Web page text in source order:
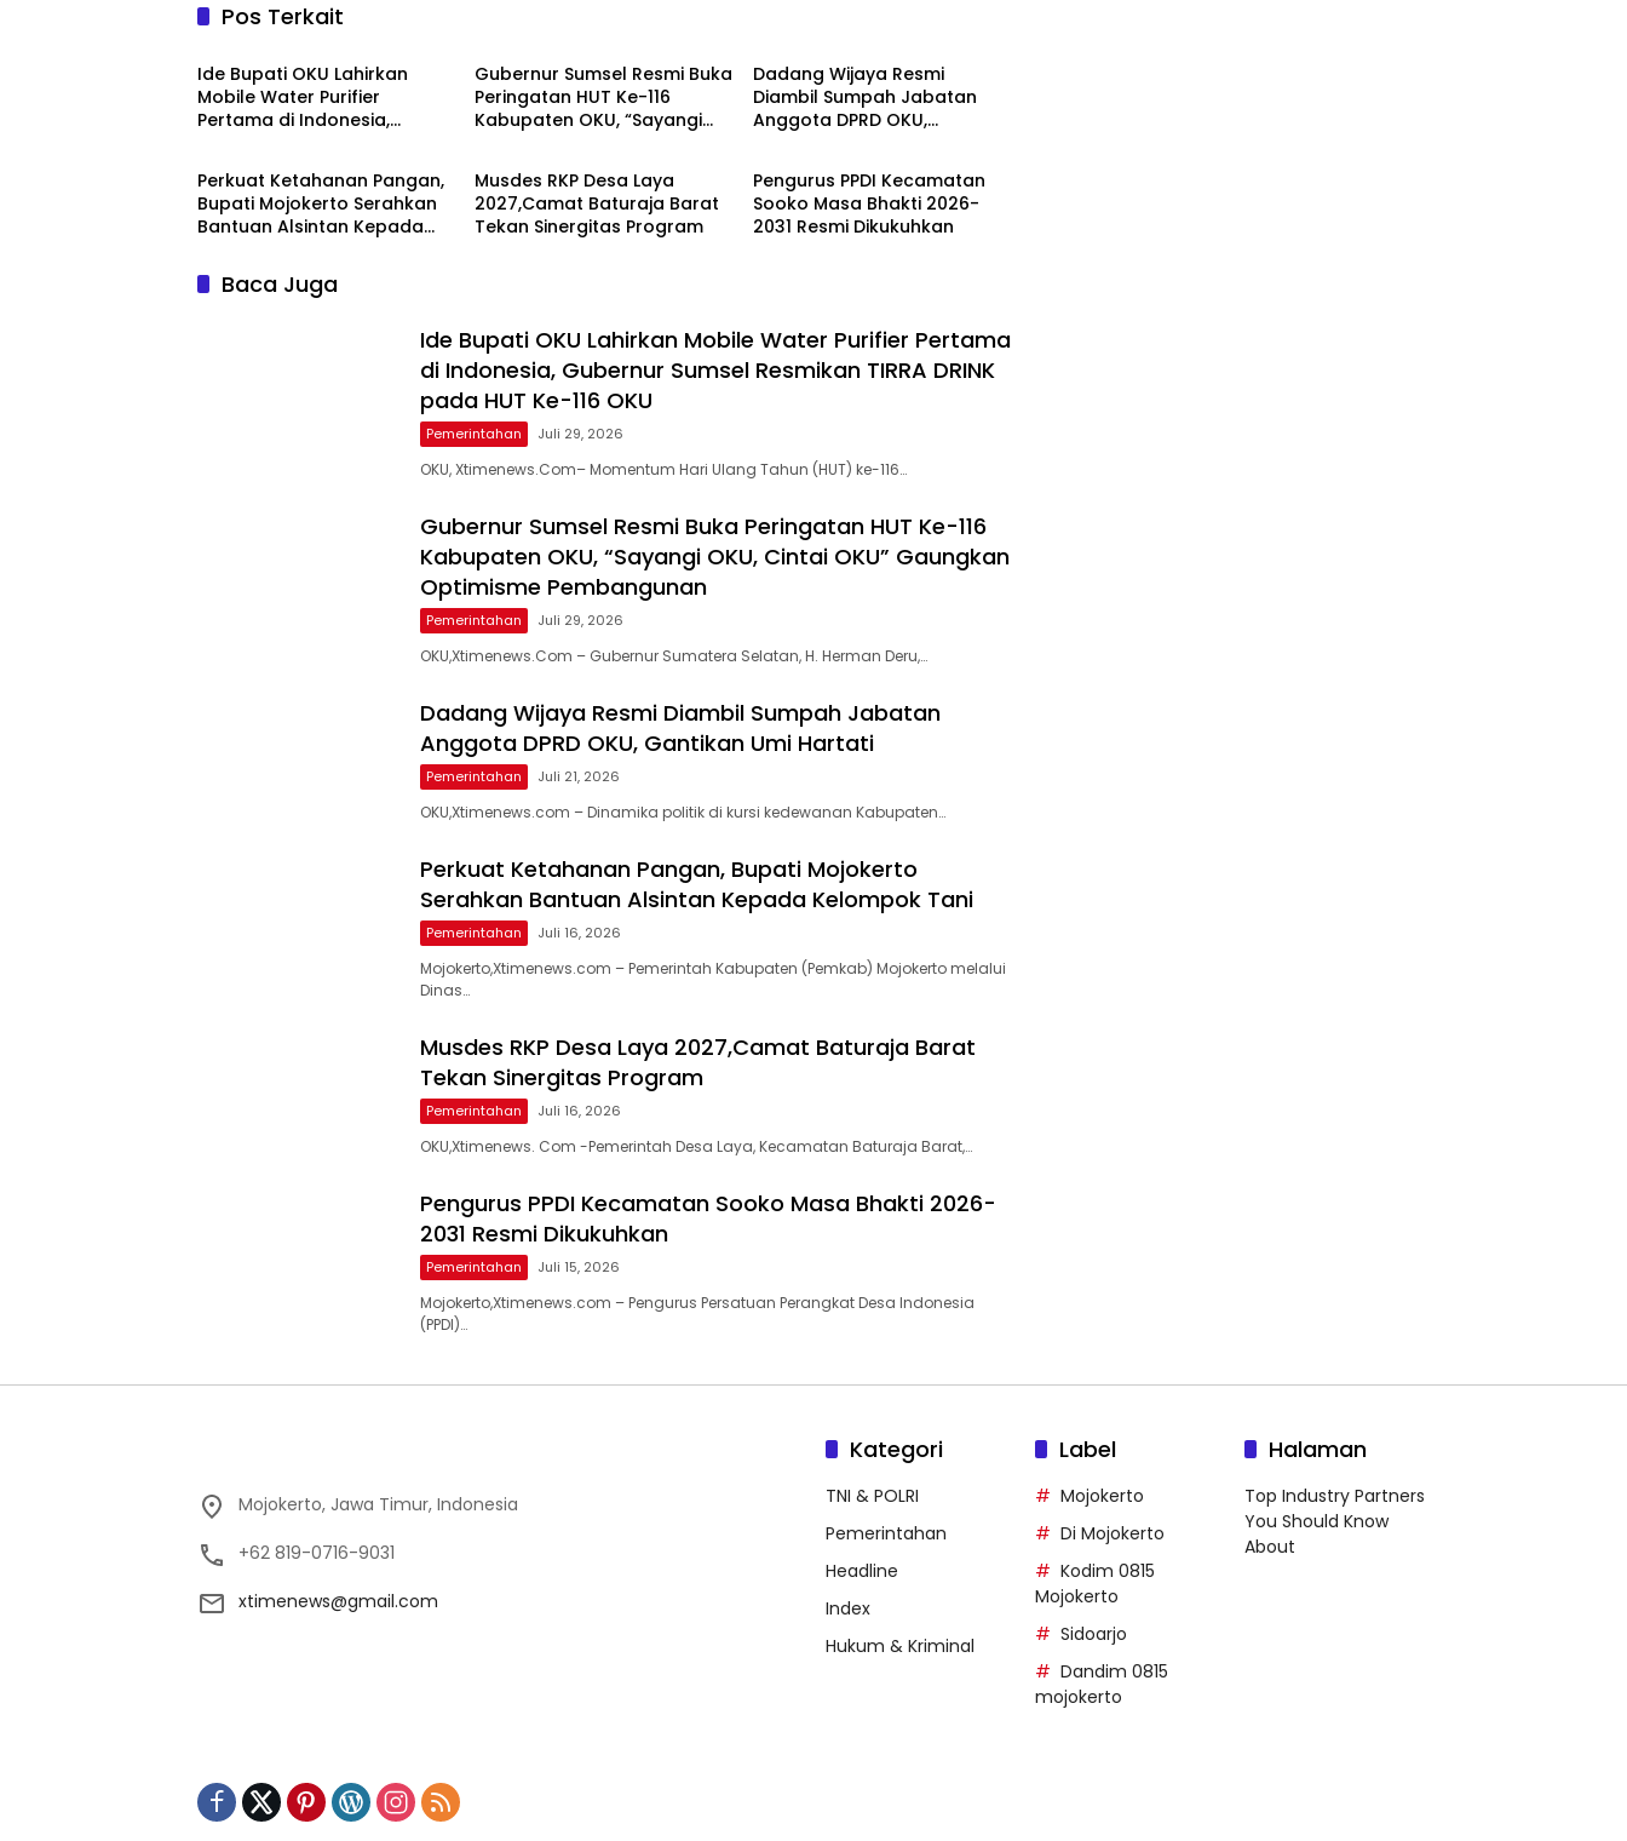
Pos Terkait
Pemerintahan
Ide Bupati OKU Lahirkan
Mobile Water Purifier
Pertama di Indonesia,
OKU
Gubernur Sumsel Resmi Buka
Peringatan HUT Ke-116
Kabupaten OKU, “Sayangi
Dadang Wijaya Resmi
Diambil Sumpah Jabatan
Anggota DPRD OKU,
Pemerintahan
Perkuat Ketahanan Pangan,
Bupati Mojokerto Serahkan
Bantuan Alsintan Kepada
Pemerintahan
Musdes RKP Desa Laya
2027,Camat Baturaja Barat
Tekan Sinergitas Program
Pemerintahan
Pengurus PPDI Kecamatan
Sooko Masa Bhakti 2026-
2031 Resmi Dikukuhkan
Baca Juga
Ide Bupati OKU Lahirkan Mobile Water Purifier Pertama
di Indonesia, Gubernur Sumsel Resmikan TIRRA DRINK
pada HUT Ke-116 OKU
Pemerintahan Juli 29, 2026
OKU, Xtimenews.Com– Momentum Hari Ulang Tahun (HUT) ke-116…
Gubernur Sumsel Resmi Buka Peringatan HUT Ke-116
Kabupaten OKU, “Sayangi OKU, Cintai OKU” Gaungkan
Optimisme Pembangunan
Pemerintahan Juli 29, 2026
OKU,Xtimenews.Com – Gubernur Sumatera Selatan, H. Herman Deru,…
Dadang Wijaya Resmi Diambil Sumpah Jabatan
Anggota DPRD OKU, Gantikan Umi Hartati
Pemerintahan Juli 21, 2026
OKU,Xtimenews.com – Dinamika politik di kursi kedewanan Kabupaten…
Perkuat Ketahanan Pangan, Bupati Mojokerto
Serahkan Bantuan Alsintan Kepada Kelompok Tani
Pemerintahan Juli 16, 2026
Mojokerto,Xtimenews.com – Pemerintah Kabupaten (Pemkab) Mojokerto melalui
Dinas…
Musdes RKP Desa Laya 2027,Camat Baturaja Barat
Tekan Sinergitas Program
Pemerintahan Juli 16, 2026
OKU,Xtimenews. Com -Pemerintah Desa Laya, Kecamatan Baturaja Barat,…
Pengurus PPDI Kecamatan Sooko Masa Bhakti 2026-
2031 Resmi Dikukuhkan
Pemerintahan Juli 15, 2026
Mojokerto,Xtimenews.com – Pengurus Persatuan Perangkat Desa Indonesia
(PPDI)…
Mojokerto, Jawa Timur, Indonesia
+62 819-0716-9031
xtimenews@gmail.com
Kategori
TNI & POLRI
Pemerintahan
Headline
Index
Hukum & Kriminal
Label
Mojokerto
Di Mojokerto
Kodim 0815
Mojokerto
Sidoarjo
Dandim 0815
mojokerto
Halaman
Top Industry Partners
You Should Know
About